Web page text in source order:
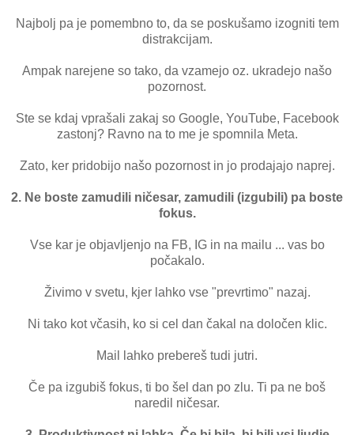
Najbolj pa je pomembno to, da se poskušamo izogniti tem
distrakcijam.
Ampak narejene so tako, da vzamejo oz. ukradejo našo
pozornost.
Ste se kdaj vprašali zakaj so Google, YouTube, Facebook
zastonj? Ravno na to me je spomnila Meta.
Zato, ker pridobijo našo pozornost in jo prodajajo naprej.
2. Ne boste zamudili ničesar, zamudili (izgubili) pa boste
fokus.
Vse kar je objavljenjo na FB, IG in na mailu ... vas bo
počakalo.
Živimo v svetu, kjer lahko vse "prevrtimo" nazaj.
Ni tako kot včasih, ko si cel dan čakal na določen klic.
Mail lahko prebereš tudi jutri.
Če pa izgubiš fokus, ti bo šel dan po zlu. Ti pa ne boš
naredil ničesar.